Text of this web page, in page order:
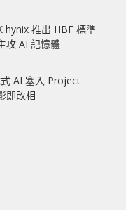
hynix 推出 HBF 標準
AI 記憶體
AI 塞入 Project
即改相